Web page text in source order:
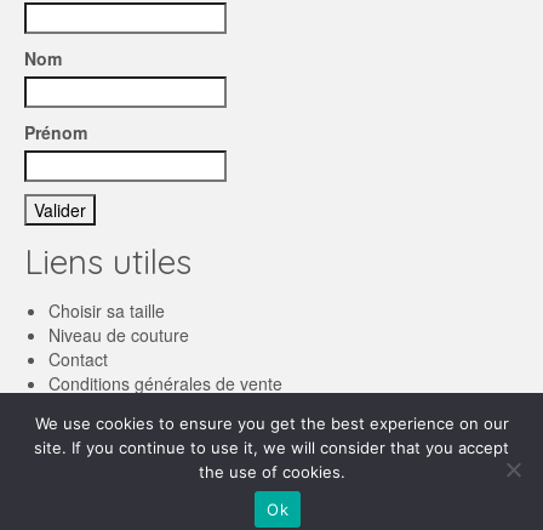
Nom
Prénom
Liens utiles
Choisir sa taille
Niveau de couture
Contact
Conditions générales de vente
We use cookies to ensure you get the best experience on our
site. If you continue to use it, we will consider that you accept
the use of cookies.
Ok